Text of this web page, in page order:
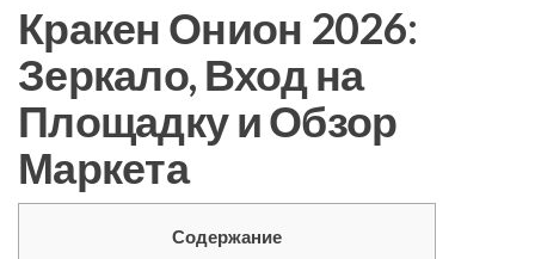
Кракен Онион 2026:
Зеркало, Вход на
Площадку и Обзор
Маркета
Содержание